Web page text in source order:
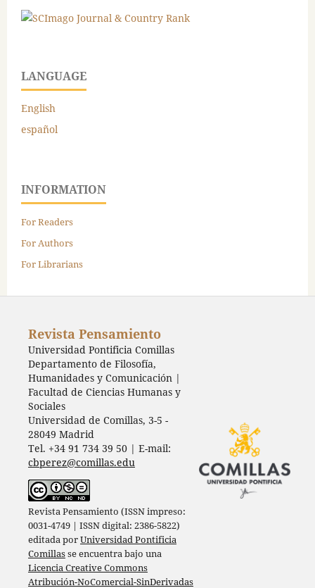
LANGUAGE
English
español
INFORMATION
For Readers
For Authors
For Librarians
Revista Pensamiento
Universidad Pontificia Comillas
Departamento de Filosofía,
Humanidades y Comunicación |
Facultad de Ciencias Humanas y
Sociales
Universidad de Comillas, 3-5 -
28049 Madrid
Tel. +34 91 734 39 50 | E-mail:
cbperez@comillas.edu
Revista Pensamiento (ISSN impreso:
0031-4749 | ISSN digital: 2386-5822)
editada porUniversidad Pontificia
Comillasse encuentra bajo una
Licencia Creative Commons
Atribución-NoComercial-SinDerivadas